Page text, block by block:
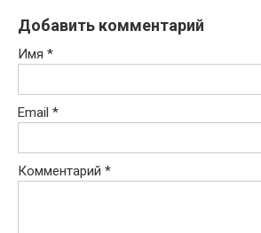
Добавить комментарий
Имя *
Email *
Комментарий *